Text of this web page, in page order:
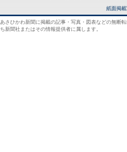
紙面掲
あさひかわ新聞に掲載の記事・写真・図表などの無断
ち新聞社またはその情報提供者に属します。